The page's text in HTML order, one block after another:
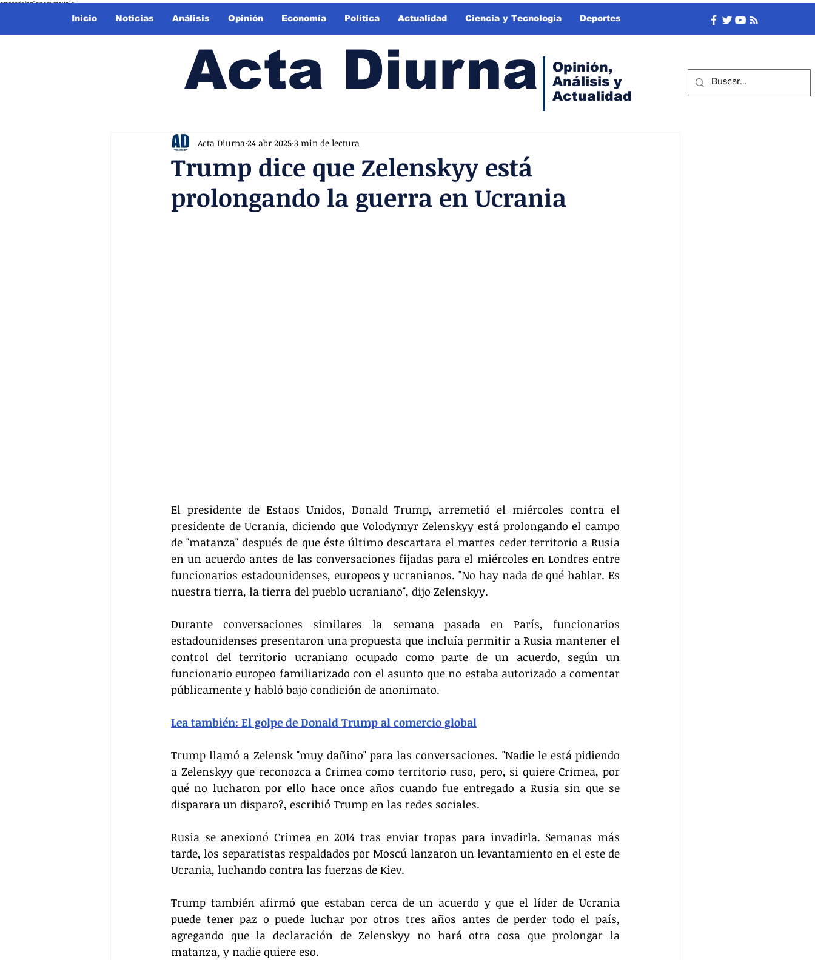
crossorigin="anonymous">
Inicio Noticias Análisis Opinión Economía Política Actualidad Ciencia y Tecnología Deportes
Acta Diurna
Opinión,
Análisis y
Actualidad
Trump dice que Zelenskyy está
prolongando la guerra en Ucrania
Acta Diurna 24 abr 2025 3 min de lectura
El presidente de Estaos Unidos, Donald Trump, arremetió el miércoles contra el
presidente de Ucrania, diciendo que Volodymyr Zelenskyy está prolongando el campo
de "matanza" después de que éste último descartara el martes ceder territorio a Rusia
en un acuerdo antes de las conversaciones fijadas para el miércoles en Londres entre
funcionarios estadounidenses, europeos y ucranianos. "No hay nada de qué hablar. Es
nuestra tierra, la tierra del pueblo ucraniano", dijo Zelenskyy.
Durante conversaciones similares la semana pasada en París, funcionarios
estadounidenses presentaron una propuesta que incluía permitir a Rusia mantener el
control del territorio ucraniano ocupado como parte de un acuerdo, según un
funcionario europeo familiarizado con el asunto que no estaba autorizado a comentar
públicamente y habló bajo condición de anonimato.
Lea también: El golpe de Donald Trump al comercio global
Trump llamó a Zelensk "muy dañino" para las conversaciones. "Nadie le está pidiendo
a Zelenskyy que reconozca a Crimea como territorio ruso, pero, si quiere Crimea, por
qué no lucharon por ello hace once años cuando fue entregado a Rusia sin que se
disparara un disparo?, escribió Trump en las redes sociales.
Rusia se anexionó Crimea en 2014 tras enviar tropas para invadirla. Semanas más
tarde, los separatistas respaldados por Moscú lanzaron un levantamiento en el este de
Ucrania, luchando contra las fuerzas de Kiev.
Trump también afirmó que estaban cerca de un acuerdo y que el líder de Ucrania
puede tener paz o puede luchar por otros tres años antes de perder todo el país,
agregando que la declaración de Zelenskyy no hará otra cosa que prolongar la
matanza, y nadie quiere eso.